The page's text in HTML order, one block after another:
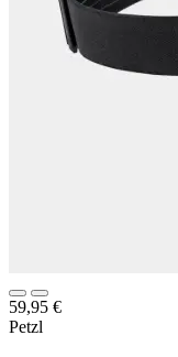
59,95 €
Petzl